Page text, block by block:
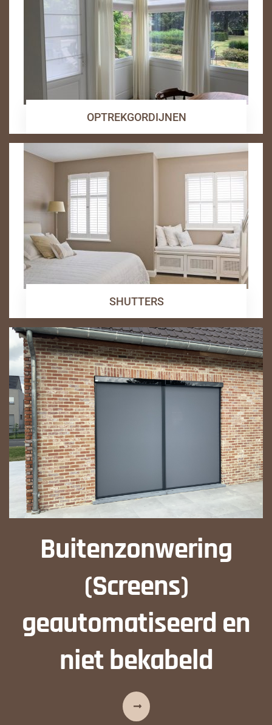
OPTREKGORDIJNEN
SHUTTERS
Buitenzonwering
(Screens)
geautomatiseerd en
niet bekabeld